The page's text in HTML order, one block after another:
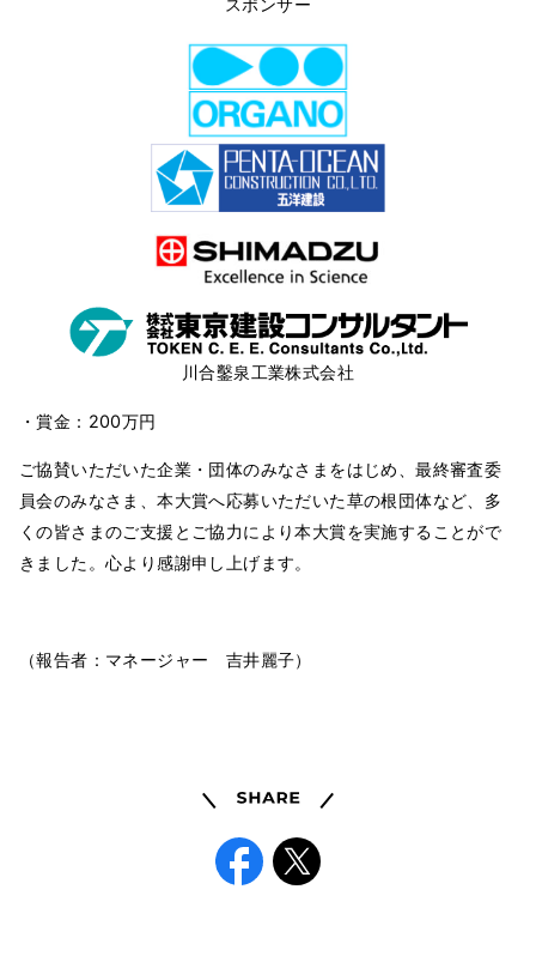
川合鑿泉工業株式会社
・賞金：200万円
ご協賛いただいた企業・団体のみなさまをはじめ、最終審査委
員会のみなさま、本大賞へ応募いただいた草の根団体など、多
くの皆さまのご支援とご協力により本大賞を実施することがで
きました。心より感謝申し上げます。
（報告者：マネージャー 吉井麗子）
Share